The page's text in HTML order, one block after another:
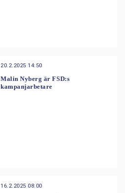
20.2.2025 14:50
Malin Nyberg är FSD:s
kampanjarbetare
16.2.2025 08:00